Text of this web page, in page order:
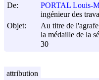
De:
PORTAL Louis-
ingénieur des
Objet:
Au titre de
la médaille de la
30
attribution